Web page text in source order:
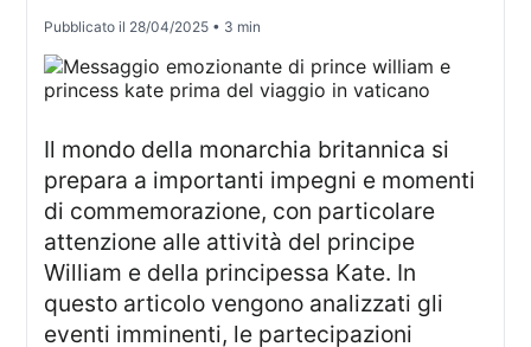
Pubblicato il 28/04/2025 • 3 min
Il mondo della monarchia britannica si
prepara a importanti impegni e momenti
di commemorazione, con particolare
attenzione alle attività del principe
William e della principessa Kate. In
questo articolo vengono analizzati gli
eventi imminenti, le partecipazioni